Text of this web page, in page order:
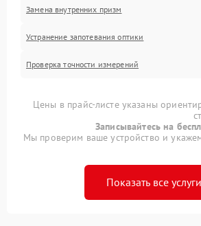
Замена внутренних призм
Устранение запотевания оптики
Проверка точности измерений
Цены в прайс-листе указаны
Записывайтесь на
Мы проверим ваше устройство и
Показать все услуги